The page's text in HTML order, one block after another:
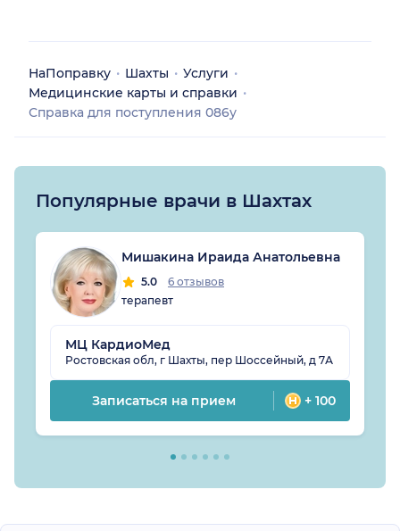
НаПоправку Шахты
Услуги
Медицинские карты и справки
Справка для поступления 086у
Популярные врачи в Шахтах
Мишакина Ираида Анатольевна
5.0
6 отзывов
терапевт
МЦ КардиоМед
Ростовская обл, г Шахты, пер Шоссейный, д 7А
Записаться на прием + 100